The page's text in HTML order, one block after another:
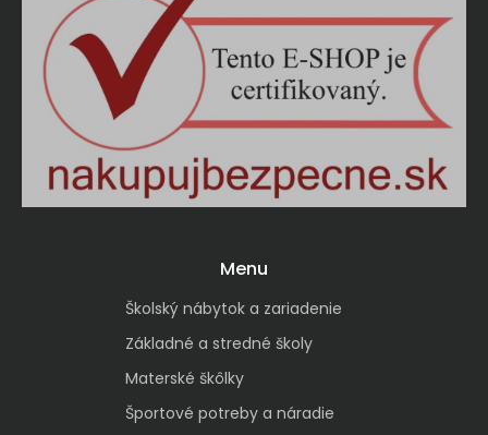
Menu
Školský nábytok a zariadenie
Základné a stredné školy
Materské škôlky
Športové potreby a náradie